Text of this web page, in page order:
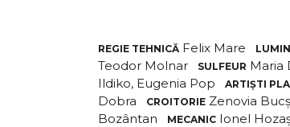
REGIE TEHNICĂFelix Mare
Teodor Molnar SULFEUR Maria
Ildiko, Eugenia Pop
ARTIȘTI
Dobra
CROITORIE Zenovia
Bozântan
MECANIC Ionel